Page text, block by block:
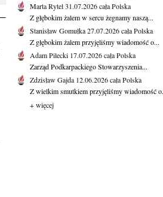
Marta Rytel31.07.2026cała Polska
Z głębokim żalem w sercu żegnamy naszą...
Stanisław Gomułka27.07.2026cała Polska
Z głębokim żalem przyjęliśmy wiadomość o...
Adam Pilecki 17.07.2026cała Polska
Zarząd Podkarpackiego Stowarzyszenia...
Zdzisław Gajda 12.06.2026cała Polska
Z wielkim smutkiem przyjęliśmy wiadomość
+ więcej